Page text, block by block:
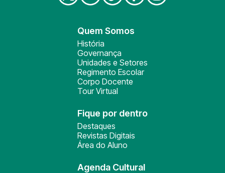
Quem Somos
História
Governança
Unidades e Setores
Regimento Escolar
Corpo Docente
Tour Virtual
Fique por dentro
Destaques
Revistas Digitais
Área do Aluno
Agenda Cultural